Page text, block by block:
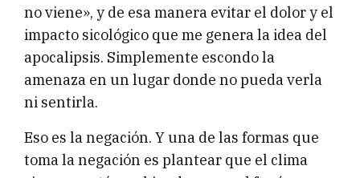
no viene», y de esa manera evitar el dolor y el
impacto sicológico que me genera la idea del
apocalipsis. Simplemente escondo la
amenaza en un lugar donde no pueda verla
ni sentirla.
Eso es la negación. Y una de las formas que
toma la negación es plantear que el clima